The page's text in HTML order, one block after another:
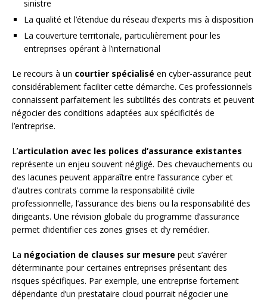
sinistre
La qualité et l’étendue du réseau d’experts mis à disposition
La couverture territoriale, particulièrement pour les
entreprises opérant à l’international
Le recours à un courtier spécialisé en cyber-assurance peut
considérablement faciliter cette démarche. Ces professionnels
connaissent parfaitement les subtilités des contrats et peuvent
négocier des conditions adaptées aux spécificités de
l’entreprise.
L’articulation avec les polices d’assurance existantes
représente un enjeu souvent négligé. Des chevauchements ou
des lacunes peuvent apparaître entre l’assurance cyber et
d’autres contrats comme la responsabilité civile
professionnelle, l’assurance des biens ou la responsabilité des
dirigeants. Une révision globale du programme d’assurance
permet d’identifier ces zones grises et d’y remédier.
La négociation de clauses sur mesure peut s’avérer
déterminante pour certaines entreprises présentant des
risques spécifiques. Par exemple, une entreprise fortement
dépendante d’un prestataire cloud pourrait négocier une